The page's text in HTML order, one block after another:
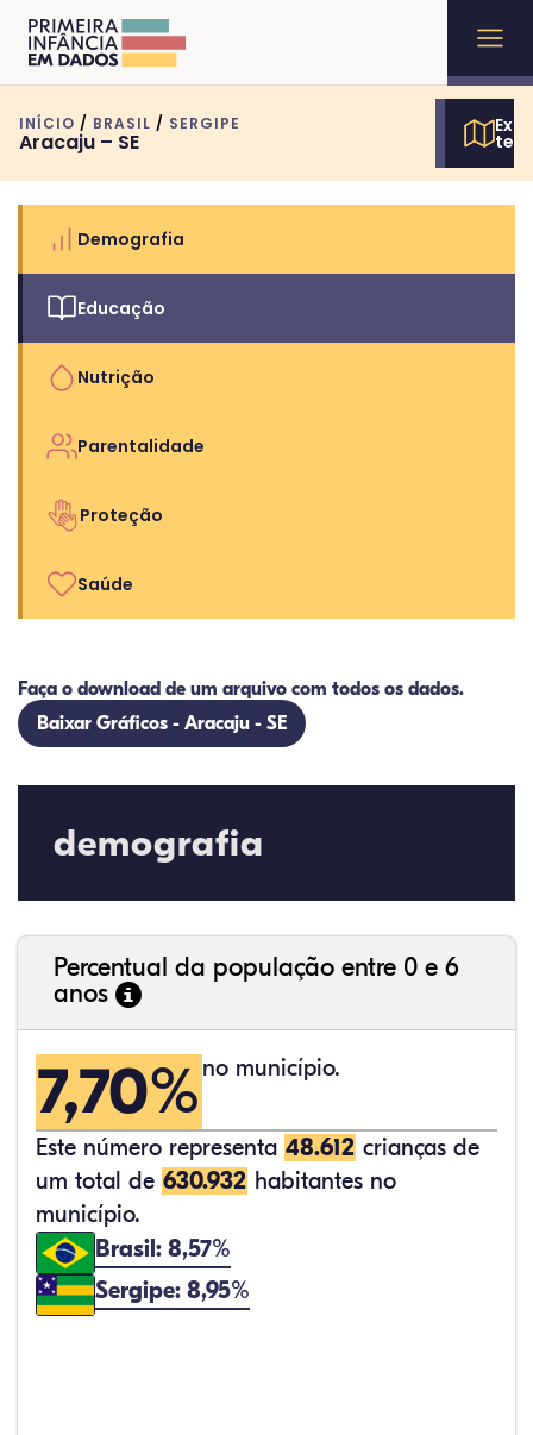
INÍCIO / BRASIL / SERGIPE
Aracaju – SE
Demografia
Educação
Nutrição
Parentalidade
Proteção
Saúde
Faça o download de um arquivo com todos os dados.
Baixar Gráficos - Aracaju - SE
demografia
Percentual da população entre 0 e 6
anos
7,70% no município.
Este número representa 48.612 crianças de
um total de 630.932 habitantes no
município.
Brasil: 8,57%
Sergipe: 8,95%